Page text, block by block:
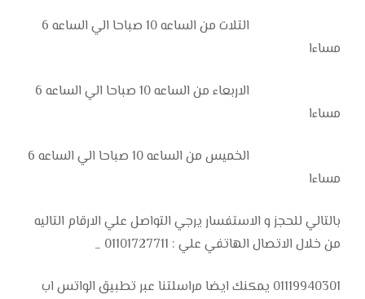
التلات من الساعه 10 صباحا الي الساعه 6
مساءا
الاربعاء من الساعه 10 صباحا الي الساعه 6
مساءا
الخميس من الساعه 10 صباحا الي الساعه 6
مساءا
بالتالي للحجز و الاستفسار يرجي التواصل علي الارقام التاليه
من خلال الاتصال الهاتفي علي : 01101727711 _
01119940301 يمكنك ايضا مراسلتنا عبر تطبيق الواتس اب